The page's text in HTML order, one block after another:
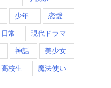
少年 恋愛
日常 現代ドラマ
神話 美少女
高校生 魔法使い